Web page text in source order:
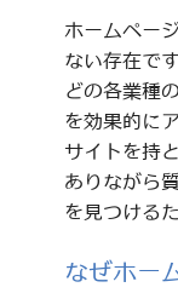
ホームペー
ない存在で
どの各業種
を効果的に
サイトを持
ありながら
を見つける
なぜホー